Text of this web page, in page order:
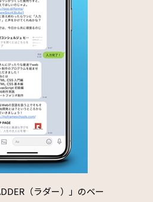
（ラダー）」のベー